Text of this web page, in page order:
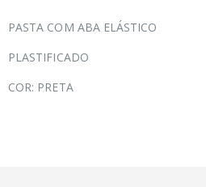
PASTA COM ABA ELÁSTICO
PLASTIFICADO
COR: PRETA